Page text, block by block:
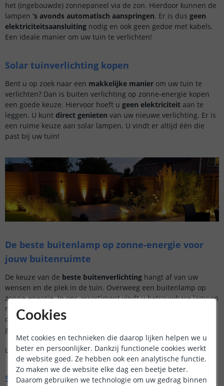
het (ingebouwde) zonnepaneel via de zon. Hierdoor kunnen de
lampen ‘s avonds automatisch aanspringen. Er is dus geen
elektriciteitsaansluiting nodig en ook geen gedoe met kabels.
Een ideale manier om uw tuin te verlichten!
Solar tuinverlichting kopen
Bent u op zoek naar een makkelijke manier om uw tuin te
verlichten? Dan is buiten verlichting op zonne-energie kopen
een goede keuze. Hiervoor hoeft u geen elektriciteit aan te
leggen. U kunt direct genieten van uw nieuwe verlichting. Er is
een ruime keuze aan solar lampen. U vindt er altijd één die
past bij uw tuin!
De beste buitenlamp op zonne-energie voor
jouw buitenruimte
De keuze van de beste buitenverlichting hangt af van uw
wensen en de plek in de tuin. Overweeg een buitenlamp op
zonne-energie. In ons assortiment vindt u betrouwbare lampen
met hoge lichtopbrengst en lange levensduur. We hebben
de
belangrijkste soorten
gezet.
Lees onze tips voorde beste solar tuinverlichting
Soorten solar tuinverlichting
Cookies
Met cookies en technieken die daarop lijken helpen we u
beter en persoonlijker. Dankzij functionele cookies werkt
de website goed. Ze hebben ook een analytische functie.
Zo maken we de website elke dag een beetje beter.
Daarom gebruiken we technologie om uw gedrag binnen